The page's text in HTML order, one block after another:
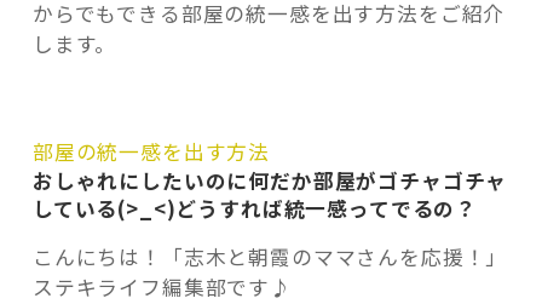
協賛・協力店
これからの暮らし 住み替え相談
からでもできる部屋の統一感を出す方法をご紹介
します。
部屋の統一感を出す方法
おしゃれにしたいのに何だか部屋がゴチャゴチャ
している(>_<)どうすれば統一感ってでるの？
こんにちは！「志木と朝霞のママさんを応援！」
ステキライフ編集部です♪